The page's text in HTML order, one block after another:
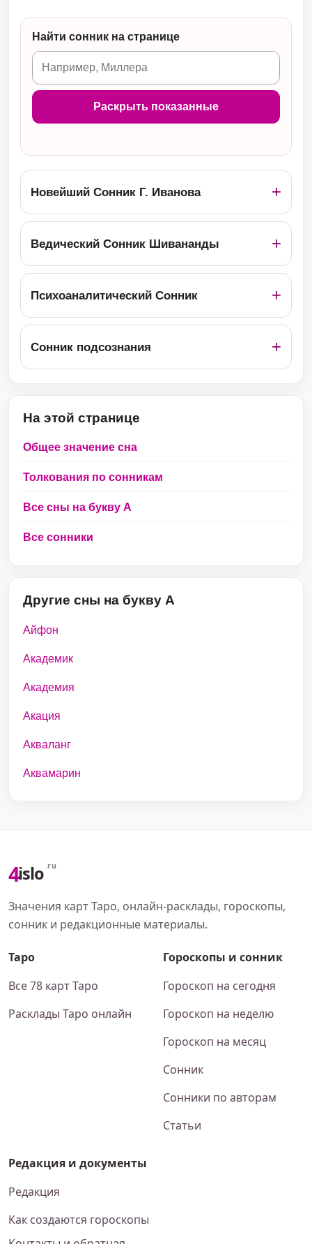
Найти сонник на странице
Раскрыть показанные
Новейший Сонник Г. Иванова
Ведический Сонник Шивананды
Психоаналитический Сонник
Сонник подсознания
На этой странице
Общее значение сна
Толкования по сонникам
Все сны на букву А
Все сонники
Другие сны на букву А
Айфон
Академик
Академия
Акация
Акваланг
Аквамарин
4islo .ru
Значения карт Таро, онлайн-расклады, гороскопы,
сонник и редакционные материалы.
Таро
Все 78 карт Таро
Расклады Таро онлайн
Гороскопы и сонник
Гороскоп на сегодня
Гороскоп на неделю
Гороскоп на месяц
Сонник
Сонники по авторам
Статьи
Редакция и документы
Редакция
Как создаются гороскопы